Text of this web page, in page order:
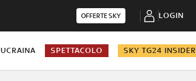
OFFERTE SKY LOGIN
UCRAINA SPETTACOLO SKY TG24 INSIDER